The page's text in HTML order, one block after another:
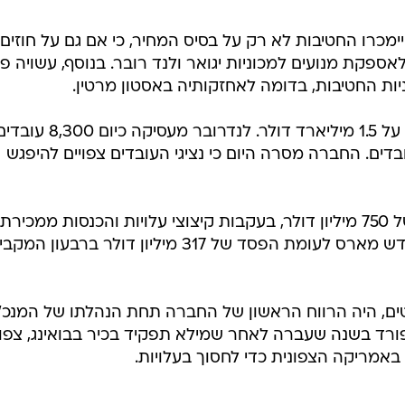
החטיבות לא רק על בסיס המחיר, כי אם גם על חוזים
מנועים למכוניות יגואר ולנד רובר. בנוסף, עשויה
מחירן של שתי החטיבות עשוי לעמוד על 1.5 מיליארד דולר. לנדרובר מעסיקה
חטיבת יגואר מעסיקה 7,300 עובדים. החברה מסרה היום כי נציגי העובדים צפויים להיפגש
פורד רשמה ברבעון השני רווח נקי של 750 מיליון דולר, בעקבות קיצוצי עלויות והכנסות
של חטיבת היוקרה אסטון מרטין בחודש מארס לעומת הפסד של 317 מיליון דולר ברבעון
היה הרווח הראשון של החברה תחת הנהלתו של
בשנה שעברה לאחר שמילא תפקיד בכיר בבואינג,